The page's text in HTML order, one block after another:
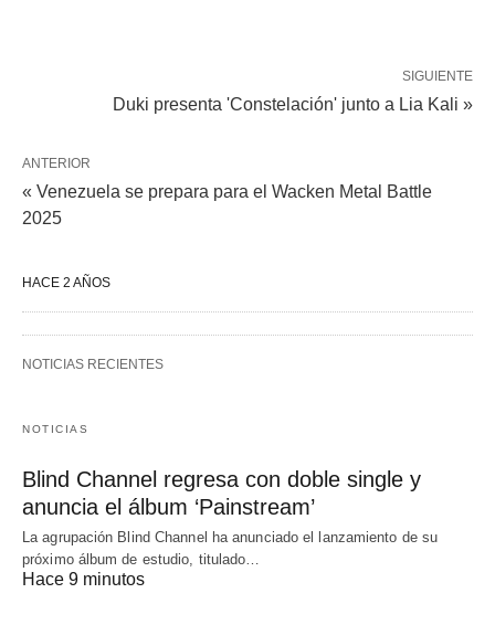
SIGUIENTE
Duki presenta 'Constelación' junto a Lia Kali »
ANTERIOR
« Venezuela se prepara para el Wacken Metal Battle
2025
HACE 2 AÑOS
NOTICIAS RECIENTES
NOTICIAS
Blind Channel regresa con doble single y
anuncia el álbum ‘Painstream’
La agrupación Blind Channel ha anunciado el lanzamiento de su
próximo álbum de estudio, titulado…
Hace 9 minutos